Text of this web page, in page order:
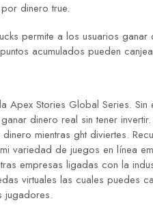
dinero true.
permite a los usuarios
acumulados pueden
Stories Global Series.
dinero real sin tener
mientras ght diviertes.
variedad de juegos en línea
empresas ligadas con la
virtuales las cuales puedes
jugadores.